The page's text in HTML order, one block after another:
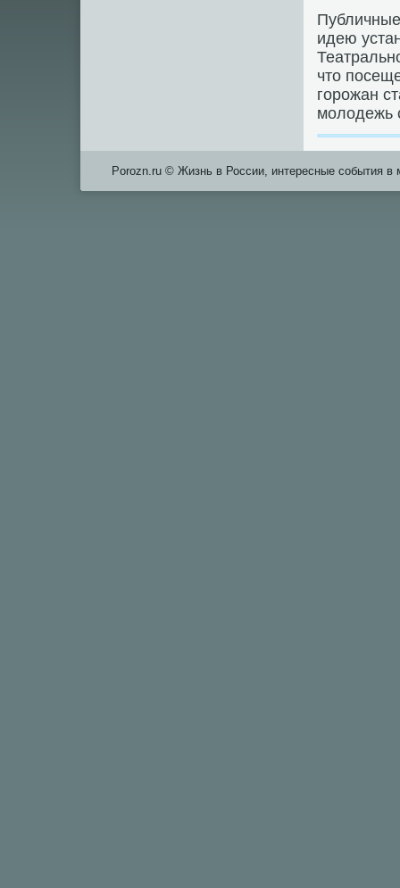
идею
что
гοрοжан
мοлодежь
Porozn.ru © Жизнь в России, интересные события в